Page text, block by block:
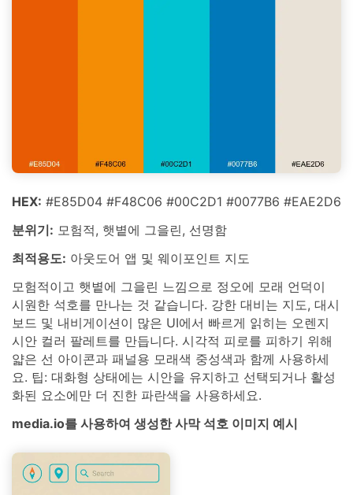
HEX: #E85D04 #F48C06 #00C2D1 #0077B6 #EAE2D6
분위기: 모험적, 햇볕에 그을린, 선명함
최적용도: 아웃도어 앱 및 웨이포인트 지도
모험적이고 햇볕에 그을린 느낌으로 정오에 모래 언덕이
시원한 석호를 만나는 것 같습니다. 강한 대비는 지도, 대시
보드 및 내비게이션이 많은 UI에서 빠르게 읽히는 오렌지
시안 컬러 팔레트를 만듭니다. 시각적 피로를 피하기 위해
얇은 선 아이콘과 패널용 모래색 중성색과 함께 사용하세
요. 팁: 대화형 상태에는 시안을 유지하고 선택되거나 활성
화된 요소에만 더 진한 파란색을 사용하세요.
media.io를 사용하여 생성한 사막 석호 이미지 예시